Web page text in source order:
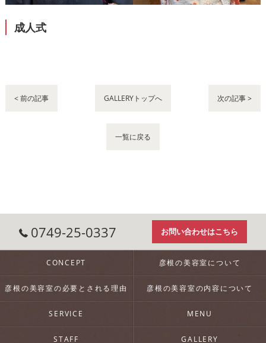
成人式
< 前の記事 GALLERYトップへ 次の記事 >
一覧に戻る
0749-25-0337 お問い合わせはこちら
CONCEPT 彦根の美容室について
彦根の美容室の必要とされる理由 彦根の美容室の内容について
SERVICE MENU
STAFF GALLERY